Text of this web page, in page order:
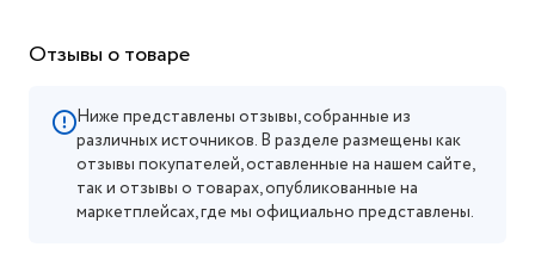
Отзывы о товаре
Ниже представлены отзывы, собранные из
различных источников. В разделе размещены как
отзывы покупателей, оставленные на нашем сайте,
так и отзывы о товарах, опубликованные на
маркетплейсах, где мы официально представлены.